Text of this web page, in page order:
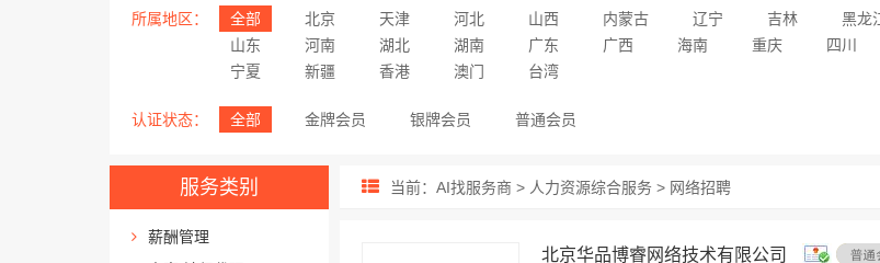
所属地区： 全部 北京 天津 河北 山西 内蒙古 辽宁 吉林 黑龙
山东
河南 湖北 湖南 广东 广西 海南 重庆 四川
宁夏
新疆 香港 澳门 台湾
认证状态： 全部 金牌会员 银牌会员 普通会员
服务类别
薪酬管理
当前：AI找服务商 > 人力资源综合服务 > 网络招聘
北京华品博睿网络技术有限公司